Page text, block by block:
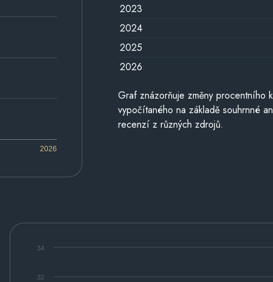
2026
2023
2024
2025
2026
Graf znázorňuje změny procentního
vypočítaného na základě souhrnné
recenzí z různých zdrojů.
32
34